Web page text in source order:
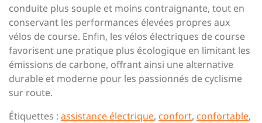
conduite plus souple et moins contraignante, tout en
conservant les performances élevées propres aux
vélos de course. Enfin, les vélos électriques de course
favorisent une pratique plus écologique en limitant les
émissions de carbone, offrant ainsi une alternative
durable et moderne pour les passionnés de cyclisme
sur route.
Étiquettes : assistance électrique, confort, confortable,